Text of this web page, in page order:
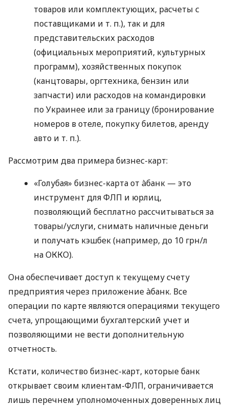
товаров или комплектующих, расчеты с
поставщиками и т. п.), так и для
представительских расходов
(официальных мероприятий, культурных
программ), хозяйственных покупок
(канцтовары, оргтехника, бензин или
запчасти) или расходов на командировки
по Украинее или за границу (бронирование
номеров в отеле, покупку билетов, аренду
авто и т. п.).
Рассмотрим два примера бизнес-карт:
«Голубая» бизнес-карта от àбанк — это
инструмент для ФЛП и юрлиц,
позволяющий бесплатно рассчитываться за
товары/услуги, снимать наличные деньги
и получать кэшбек (например, до 10 грн/л
на ОККО).
Она обеспечивает доступ к текущему счету
предприятия через приложение àбанк. Все
операции по карте являются операциями текущего
счета, упрощающими бухгалтерский учет и
позволяющими не вести дополнительную
отчетность.
Кстати, количество бизнес-карт, которые банк
открывает своим клиентам-ФЛП, ограничивается
лишь перечнем уполномоченных доверенных лиц